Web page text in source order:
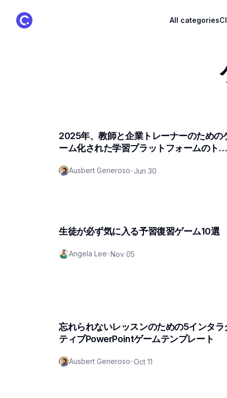
ClassPoint Logo All categories
2025年、教師と企業トレーナーのための
ーム化された学習プラットフォームのトッ
Ausbert Generoso•Jun 30
生徒が必ず気に入る予習復習ゲーム10選
Angela Lee•Nov 05
忘れられないレッスンのための5インタラ
ティブPowerPointゲームテンプレート
Ausbert Generoso•Oct 11